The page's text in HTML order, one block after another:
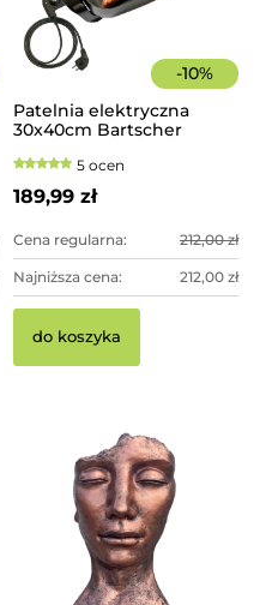
-10%
Patelnia elektryczna
30x40cm Bartscher
5 ocen
189,99 zł
Cena regularna: 212,00 zł
Najniższa cena: 212,00 zł
do koszyka